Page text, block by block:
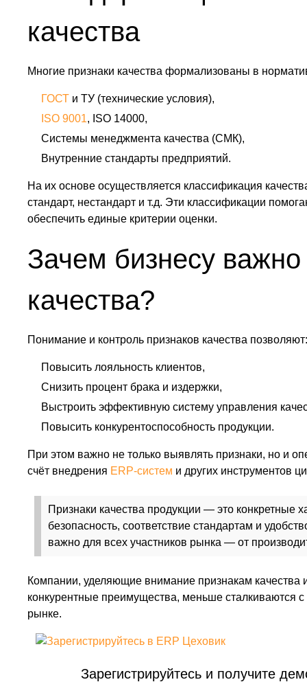
качества
Многие признаки качества формализованы в
ГОСТ и ТУ (технические условия),
ISO 9001, ISO 14000,
Системы менеджмента качества (СМК),
Внутренние стандарты предприятий.
На их основе осуществляется классификация
стандарт, нестандарт и т.д. Эти классификации
обеспечить единые критерии оценки.
Зачем бизнесу важно
качества?
Понимание и контроль признаков качества позволяют:
Повысить лояльность клиентов,
Снизить процент брака и издержки,
Выстроить эффективную систему управления
Повысить конкурентоспособность продукции.
При этом важно не только выявлять признаки, но и
счёт внедрения ERP-систем и других инструментов
Признаки качества продукции — это конкретные
безопасность, соответствие стандартам и
важно для всех участников рынка — от
Компании, уделяющие внимание признакам
конкурентные преимущества, меньше сталкиваются
рынке.
Зарегистрируйтесь и получите